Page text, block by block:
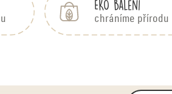
EKO balení
chráníme přírodu